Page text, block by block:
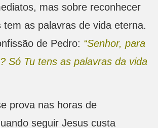
mas sobre reconhecer
tem as palavras de vida eterna.
de Pedro: “Senhor, para
Só Tu tens as palavras da vida
prova nas horas de
seguir Jesus custa